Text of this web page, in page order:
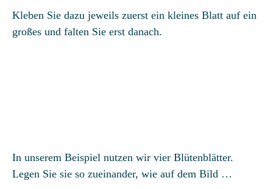
Kleben Sie dazu jeweils zuerst ein kleines Blatt auf ein
großes und falten Sie erst danach.
In unserem Beispiel nutzen wir vier Blütenblätter.
Legen Sie sie so zueinander, wie auf dem Bild …